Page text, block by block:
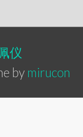
仪
by mirucon